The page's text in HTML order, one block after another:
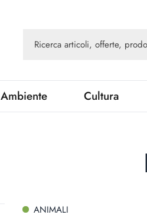
Ambiente Cultura
ANIMALI